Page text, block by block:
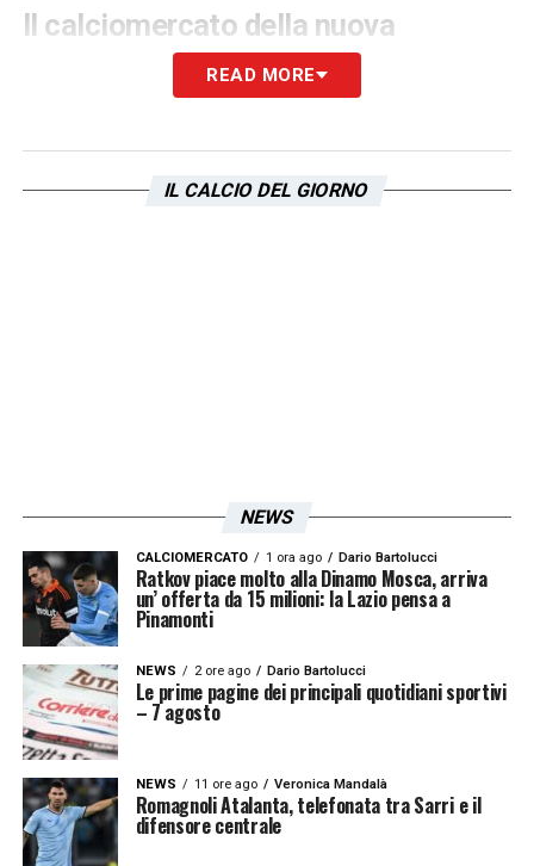
Il calciomercato della nuova
Atalanta di Sarri
stravolgere anche le dinamiche dello
spogliatoio e i piani di mercato. Se da un lato
READ MORE
IL CALCIO DEL GIORNO
NEWS
CALCIOMERCATO 1 ora ago Dario Bartolucci
Ratkov piace molto alla Dinamo Mosca, arriva
un’ offerta da 15 milioni: la Lazio pensa a
Pinamonti
NEWS 2 ore ago Dario Bartolucci
Le prime pagine dei principali quotidiani sportivi
– 7 agosto
NEWS 11 ore ago Veronica Mandalà
Romagnoli Atalanta, telefonata tra Sarri e il
difensore centrale